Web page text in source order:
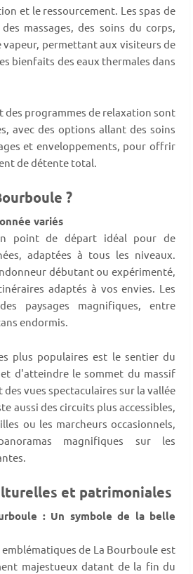
et le ressourcement. Les spas de
massages, des soins du corps,
vapeur, permettant aux visiteurs de
bienfaits des eaux thermales dans
des programmes de relaxation sont
avec des options allant des soins
et enveloppements, pour offrir
de détente total.
?
variés
point de départ idéal pour de
adaptées à tous les niveaux.
débutant ou expérimenté,
adaptés à vos envies. Les
paysages magnifiques, entre
endormis.
plus populaires est le sentier du
d'atteindre le sommet du massif
vues spectaculaires sur la vallée
aussi des circuits plus accessibles,
ou les marcheurs occasionnels,
magnifiques sur les
et patrimoniales
: Un symbole de la belle
de La Bourboule est
majestueux datant de la fin du